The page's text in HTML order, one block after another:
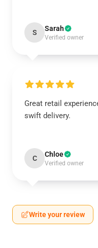
S Sarah
Verified owner
Great retail
swift delivery.
C Chloe
Verified owner
Write your review